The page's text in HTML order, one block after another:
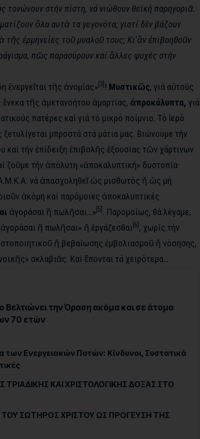
τονώνουν στήν πίστη, νά νιώθουν θεϊκή παρηγοριᾶ.
ὅλα αυτὰ τα γεγονότα; γιατί δὲν βάζουν
τῆς ἐρμηνείες τοῦ μυαλοῦ τους; Κι’ἄν ἐπιβοηθοῦν
πῶς παρασύρουν καί ἄλλες ψυχές στήν
ἐνεργεῖται τῆς ἀνομίας» [3] ! Μυστικῶς, γιά αὐτούς
τῆς ἀμετανοήτου ἁμαρτίας, ἀπροκάλυπτα, γιά
πατέρες καί γιά τό μικρό ποίμνιο. Τό ἱερό
μπροστά στά μάτια μας. Βιώνουμε τήν
τήν ἐπίδειξη ἐπιβολῆς ἐξουσίας τῶν χάρτινων
ζοῦμε τήν ἀπόλυτη «ἀποκαλυπτική» δυστοπία·
νά ἀπασχοληθεῖ ὡς μισθωτός ἤ ὡς μή
ἀκόμη καί παρόμοιες ἀποκαλυπτικές
ἀγοράσαι ἢ πωλῆσαι…» [5] . Παρομοίως, θά λέγαμε,
ἤ πωλῆσαι» ἤ ἐργάζεσθαι [6] , χωρίς τήν
ἤ βεβαίωσης ἐμβολιασμοῦ ἤ νόσησης,
σκλαβιᾶς. Καί ἕπονται τά χειρότερα…
Βελτιώνει την Όραση ακόμα και σε άτομα
70 ετών
των Ενεργειακών Ποτών: Κίνδυνοι, Συστατικά
ΚΑΙ ΧΡΙΣΤΟΛΟΓΙΚΗΣ ΔΟΞΑΣ ΣΤΟ
ΣΩΤΗΡΟΣ ΧΡΙΣΤΟΥ ΩΣ ΠΡΟΓΕΥΣΗ ΤΗΣ